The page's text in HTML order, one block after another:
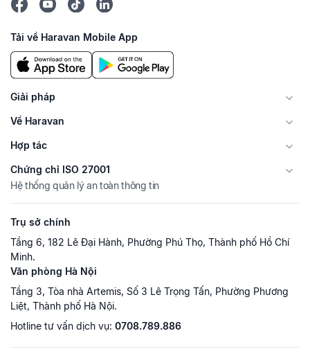
Tải về Haravan Mobile App
Giải pháp
Về Haravan
Hợp tác
Chứng chỉ ISO 27001
Hệ thống quản lý an toàn thông tin
Trụ sở chính
Tầng 6, 182 Lê Đại Hành, Phường Phú Thọ, Thành phố Hồ Chí
Minh.
Văn phòng Hà Nội
Tầng 3, Tòa nhà Artemis, Số 3 Lê Trọng Tấn, Phường Phương
Liệt, Thành phố Hà Nội.
Hotline tư vấn dịch vụ: 0708.789.886